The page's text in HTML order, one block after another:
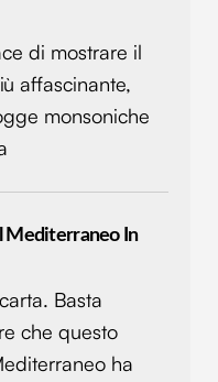
di mostrare il
affascinante,
monsoniche
Mediterraneo In
Basta
che questo
ha